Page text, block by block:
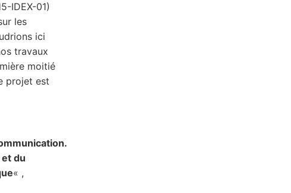
IDEX-01)
les
ici
travaux
moitié
projet est
du
« ,